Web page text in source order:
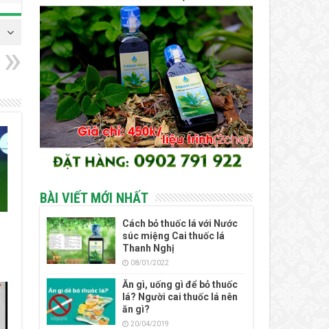
BÀI VIẾT MỚI NHẤT
Cách bỏ thuốc lá với Nước
súc miệng Cai thuốc lá
Thanh Nghị
08/01/2022
Ăn gì, uống gì để bỏ thuốc
lá? Người cai thuốc lá nên
ăn gì?
20/04/2019